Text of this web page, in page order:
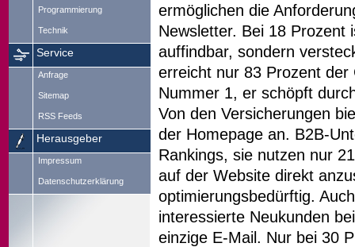
Programmierung
Technik
Service
Anfrage
Sitemap
RSS Feeds
Herausgeber
Impressum
Datenschutzerklärung
ermöglichen die
Newsletter. Bei 18 Prozent
auffindbar, sondern
erreicht nur 83 Prozent
Nummer 1, er schöpft
Von den Versicherungen
der Homepage an. B2B-
Rankings, sie nutzen nur
auf der Website direkt
optimierungsbedürftig.
interessierte Neukunden
einzige E-Mail. Nur bei 30